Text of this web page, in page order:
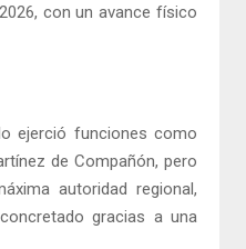
con un avance físico
ejerció funciones como
de Compañón, pero
autoridad regional,
gracias a una